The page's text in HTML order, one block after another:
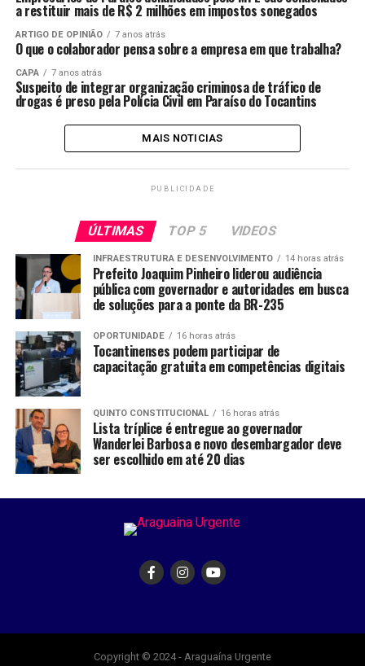
a restituir mais de R$ 2 milhões em impostos sonegados
ARTIGO DE OPINIÃO 7 anos atrás
O que o colaborador pensa sobre a empresa em que trabalha?
CAPA 7 anos atrás
Suspeito de integrar organização criminosa de tráfico de
drogas é preso pela Polícia Civil em Paraíso do Tocantins
MAIS NOTICIAS
PUBLICIDADE
ÚLTIMAS TOP 5 VIDEOS
INFRAESTRUTURA E DESENVOLVIMENTO 14 horas atrás
Prefeito Joaquim Pinheiro liderou audiência
pública com governador e autoridades em busca
de soluções para a ponte da BR-235
OPORTUNIDADE 16 horas atrás
Tocantinenses podem participar de
capacitação gratuita em competências digitais
QUINTO CONSTITUCIONAL 16 horas atrás
Lista tríplice é entregue ao governador
Wanderlei Barbosa e novo desembargador deve
ser escolhido em até 20 dias
Copyright © 2024 - Araguaína Urgente